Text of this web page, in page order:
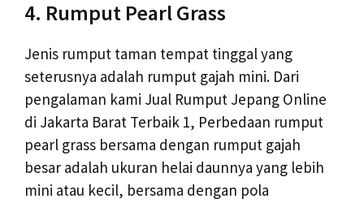
4. Rumput Pearl Grass
Jenis rumput taman tempat tinggal yang
seterusnya adalah rumput gajah mini. Dari
pengalaman kami Jual Rumput Jepang Online
di Jakarta Barat Terbaik 1, Perbedaan rumput
pearl grass bersama dengan rumput gajah
besar adalah ukuran helai daunnya yang lebih
mini atau kecil, bersama dengan pola